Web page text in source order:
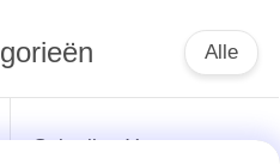
Alle
Gebruikte Yutong-